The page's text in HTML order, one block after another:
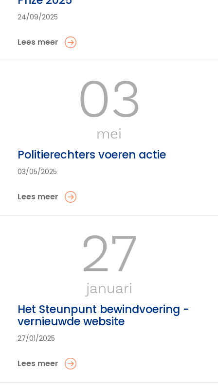
24/09/2025
Lees meer
03
mei
Politierechters voeren actie
03/05/2025
Lees meer
27
januari
Het Steunpunt bewindvoering -
vernieuwde website
27/01/2025
Lees meer